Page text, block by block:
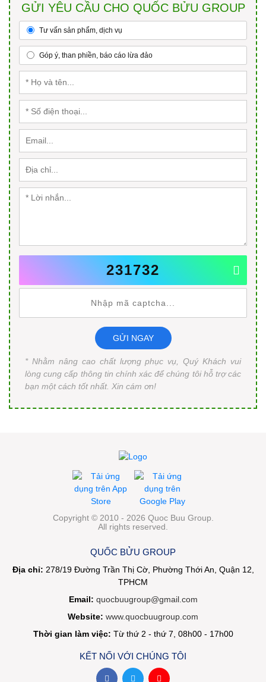
GỬI YÊU CẦU CHO QUỐC BỬU GROUP
Tư vấn sản phẩm, dịch vụ
Góp ý, than phiền, báo cáo lừa đảo
231732
GỬI NGAY
* Nhằm nâng cao chất lượng phục vụ, Quý Khách vui
lòng cung cấp thông tin chính xác để chúng tôi hỗ trợ các
bạn một cách tốt nhất. Xin cám ơn!
Copyright © 2010 - 2026 Quoc Buu Group.
All rights reserved.
QUỐC BỬU GROUP
Địa chỉ: 278/19 Đường Trần Thị Cờ, Phường Thới An, Quận 12,
TPHCM
Email: quocbuugroup@gmail.com
Website: www.quocbuugroup.com
Thời gian làm việc: Từ thứ 2 - thứ 7, 08h00 - 17h00
KẾT NỐI VỚI CHÚNG TÔI